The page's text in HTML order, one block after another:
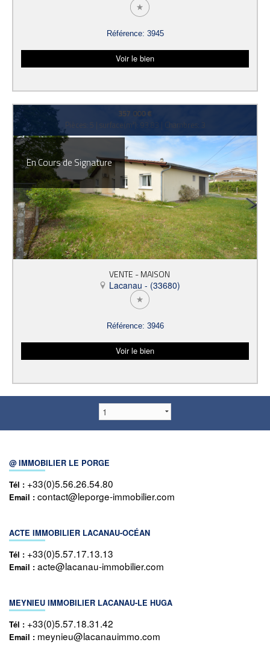
Référence: 3945
Voir le bien
357 000 €
Pièces: 5 | surface(m²): 93.83 | Chambres: 3
En Cours de Signature
VENTE - MAISON
Lacanau - (33680)
Référence: 3946
Voir le bien
@ IMMOBILIER LE PORGE
Tél : +33(0)5.56.26.54.80
Email : contact@leporge-immobilier.com
ACTE IMMOBILIER LACANAU-OCÉAN
Tél : +33(0)5.57.17.13.13
Email : acte@lacanau-immobilier.com
MEYNIEU IMMOBILIER LACANAU-LE HUGA
Tél : +33(0)5.57.18.31.42
Email : meynieu@lacanauimmo.com